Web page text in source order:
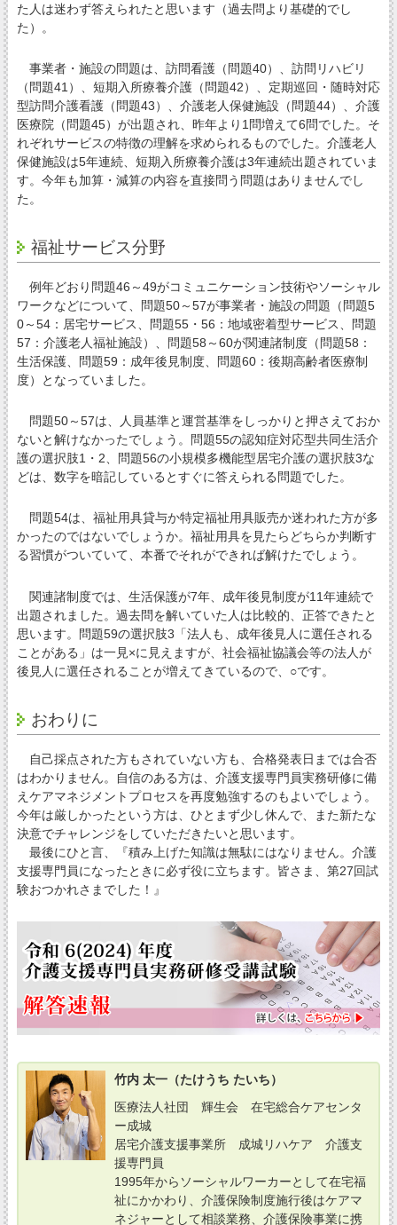
た人は迷わず答えられたと思います（過去問より基礎的でし
た）。
事業者・施設の問題は、訪問看護（問題40）、訪問リハビリ
（問題41）、短期入所療養介護（問題42）、定期巡回・随時対応
型訪問介護看護（問題43）、介護老人保健施設（問題44）、介護
医療院（問題45）が出題され、昨年より1問増えて6問でした。そ
れぞれサービスの特徴の理解を求められるものでした。介護老人
保健施設は5年連続、短期入所療養介護は3年連続出題されていま
す。今年も加算・減算の内容を直接問う問題はありませんでし
た。
福祉サービス分野
例年どおり問題46～49がコミュニケーション技術やソーシャル
ワークなどについて、問題50～57が事業者・施設の問題（問題5
0～54：居宅サービス、問題55・56：地域密着型サービス、問題
57：介護老人福祉施設）、問題58～60が関連諸制度（問題58：
生活保護、問題59：成年後見制度、問題60：後期高齢者医療制
度）となっていました。
問題50～57は、人員基準と運営基準をしっかりと押さえておか
ないと解けなかったでしょう。問題55の認知症対応型共同生活介
護の選択肢1・2、問題56の小規模多機能型居宅介護の選択肢3な
どは、数字を暗記しているとすぐに答えられる問題でした。
問題54は、福祉用具貸与か特定福祉用具販売か迷われた方が多
かったのではないでしょうか。福祉用具を見たらどちらか判断す
る習慣がついていて、本番でそれができれば解けたでしょう。
関連諸制度では、生活保護が7年、成年後見制度が11年連続で
出題されました。過去問を解いていた人は比較的、正答できたと
思います。問題59の選択肢3「法人も、成年後見人に選任される
ことがある」は一見×に見えますが、社会福祉協議会等の法人が
後見人に選任されることが増えてきているので、○です。
おわりに
自己採点された方もされていない方も、合格発表日までは合否
はわかりません。自信のある方は、介護支援専門員実務研修に備
えケアマネジメントプロセスを再度勉強するのもよいでしょう。
今年は厳しかったという方は、ひとまず少し休んで、また新たな
決意でチャレンジをしていただきたいと思います。
最後にひと言、『積み上げた知識は無駄にはなりません。介護
支援専門員になったときに必ず役に立ちます。皆さま、第27回試
験おつかれさまでした！』
竹内 太一（たけうち たいち）
医療法人社団 輝生会 在宅総合ケアセンタ
ー成城
居宅介護支援事業所 成城リハケア 介護支
援専門員
1995年からソーシャルワーカーとして在宅福
祉にかかわり、介護保険制度施行後はケアマ
ネジャーとして相談業務、介護保険事業に携